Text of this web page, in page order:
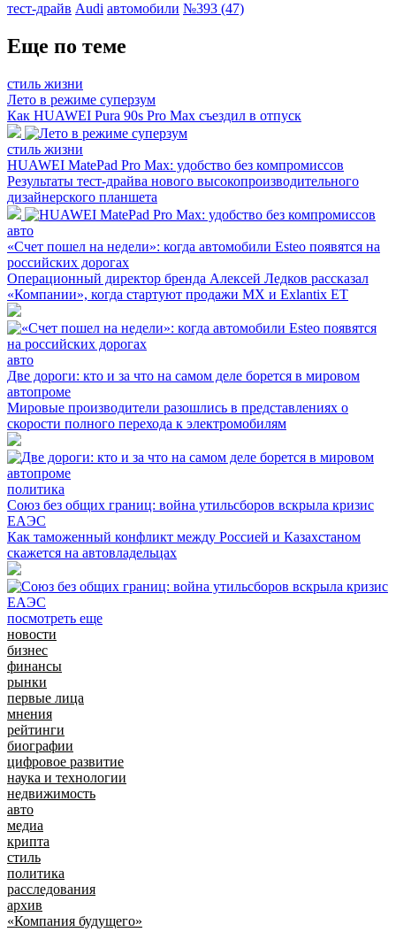
тест-драйв Audi автомобили №393 (47)
Еще по теме
стиль жизни
Лето в режиме суперзум
Как HUAWEI Pura 90s Pro Max съездил в отпуск
стиль жизни
HUAWEI MatePad Pro Max: удобство без компромиссов
Результаты тест-драйва нового высокопроизводительного
дизайнерского планшета
авто
«Счет пошел на недели»: когда автомобили Esteo появятся на
российских дорогах
Операционный директор бренда Алексей Ледков рассказал
«Компании», когда стартуют продажи MX и Exlantix ET
авто
Две дороги: кто и за что на самом деле борется в мировом
автопроме
Мировые производители разошлись в представлениях о
скорости полного перехода к электромобилям
политика
Союз без общих границ: война утильсборов вскрыла кризис
ЕАЭС
Как таможенный конфликт между Россией и Казахстаном
скажется на автовладельцах
посмотреть еще
новости
бизнес
финансы
рынки
первые лица
мнения
рейтинги
биографии
цифровое развитие
наука и технологии
недвижимость
авто
медиа
крипта
стиль
политика
расследования
архив
«Компания будущего»